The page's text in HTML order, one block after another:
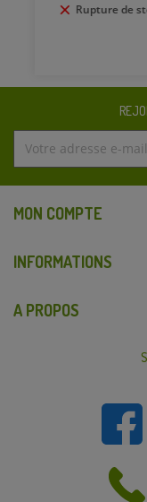
Rupture de
MON COMPTE
INFORMATIONS
A PROPOS